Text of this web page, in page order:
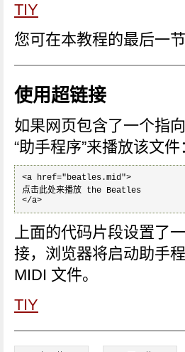
TIY
您可在本教程的最后一
使用超链接
如果网页包含了一个指
“助手程序”来播放该文件
<a href="beatles.mid">
点击此处来播放 the Beatles
</a>
上面的代码片段设置了
接，浏览器将启动助手
MIDI 文件。
TIY